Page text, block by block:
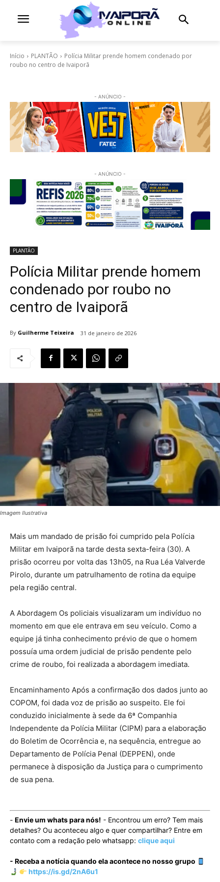
Início PLANTÃO
Polícia Militar prende homem condenado por
roubo no centro de Ivaiporã
- ANÚNCIO -
- ANÚNCIO -
PLANTÃO
Polícia Militar prende homem
condenado por roubo no
centro de Ivaiporã
By Guilherme Teixeira 31 de janeiro de 2026
Imagem Ilustrativa
Mais um mandado de prisão foi cumprido pela Polícia
Militar em Ivaiporã na tarde desta sexta-feira (30). A
prisão ocorreu por volta das 13h05, na Rua Léa Valverde
Pirolo, durante um patrulhamento de rotina da equipe
pela região central.
A Abordagem Os policiais visualizaram um indivíduo no
momento em que ele entrava em seu veículo. Como a
equipe já tinha conhecimento prévio de que o homem
possuía uma ordem judicial de prisão pendente pelo
crime de roubo, foi realizada a abordagem imediata.
Encaminhamento Após a confirmação dos dados junto ao
COPOM, foi dada voz de prisão ao suspeito. Ele foi
conduzido inicialmente à sede da 6ª Companhia
Independente da Polícia Militar (CIPM) para a elaboração
do Boletim de Ocorrência e, na sequência, entregue ao
Departamento de Polícia Penal (DEPPEN), onde
permanece à disposição da Justiça para o cumprimento
de sua pena.
- Envie um whats para nós! - Encontrou um erro? Tem mais
detalhes? Ou aconteceu algo e quer compartilhar? Entre em
contato com a redação pelo whatsapp: clique aqui
- Receba a notícia quando ela acontece no nosso grupo
https://is.gd/2nA6u1